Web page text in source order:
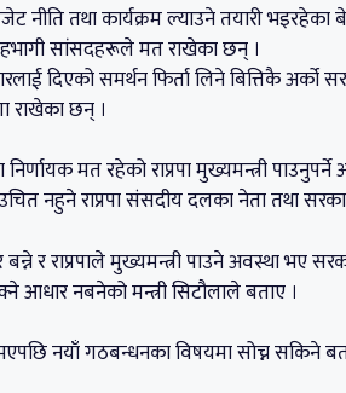
नीति तथा कार्यक्रम ल्याउने तयारी
सांसदहरूले मत राखेका छन् ।
दिएको समर्थन फिर्ता लिने बित्तिकै
राखेका छन् ।
मत रहेको राप्रपा मुख्यमन्त्री
नहुने राप्रपा संसदीय दलका नेता तथा
बन्ने र राप्रपाले मुख्यमन्त्री पाउने अवस्था भए
आधार नबनेको मन्त्री सिटौलाले बताए ।
नयाँ गठबन्धनका विषयमा सोच्न सकिने